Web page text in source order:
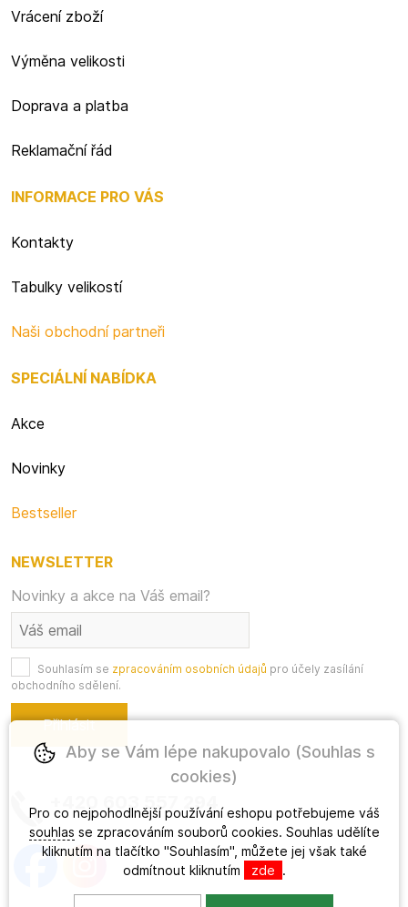
Vrácení zboží
Výměna velikosti
Doprava a platba
Reklamační řád
INFORMACE PRO VÁS
Kontakty
Tabulky velikostí
Naši obchodní partneři
SPECIÁLNÍ NABÍDKA
Akce
Novinky
Bestseller
NEWSLETTER
Novinky a akce na Váš email?
Souhlasím se zpracováním osobních údajů pro účely zasílání
obchodního sdělení.
+420 603 557 294
Aby se Vám lépe nakupovalo (Souhlas s
cookies)
Pro co nejpohodlnější používání eshopu potřebujeme váš
souhlas se zpracováním souborů cookies. Souhlas udělíte
kliknutím na tlačítko "Souhlasím", můžete jej však také
odmítnout kliknutím
zde .